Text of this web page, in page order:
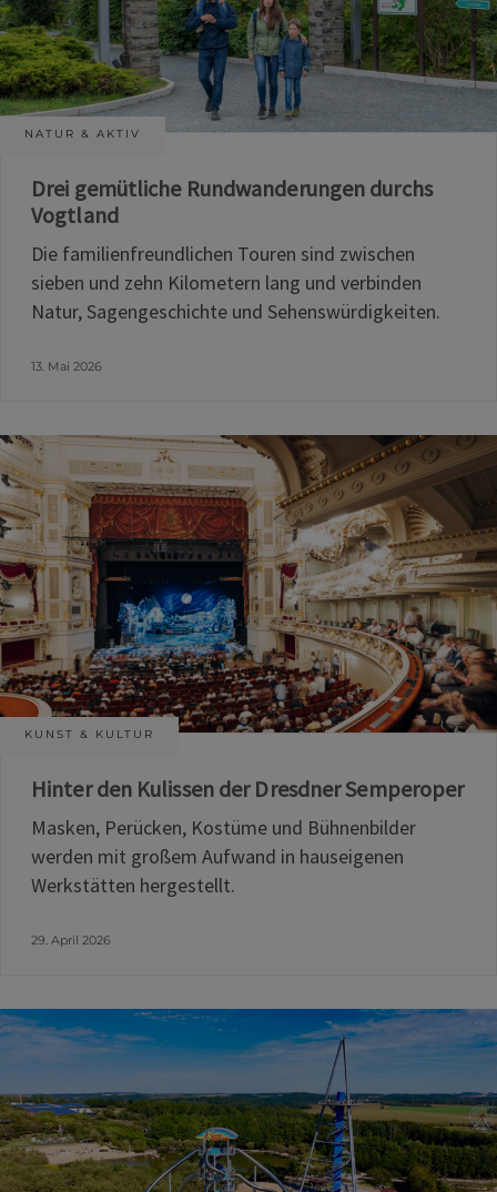
NATUR & AKTIV
Drei gemütliche Rundwanderungen durchs
Vogtland
Die familienfreundlichen Touren sind zwischen
sieben und zehn Kilometern lang und verbinden
Natur, Sagengeschichte und Sehenswürdigkeiten.
13. Mai 2026
KUNST & KULTUR
Hinter den Kulissen der Dresdner Semperoper
Masken, Perücken, Kostüme und Bühnenbilder
werden mit großem Aufwand in hauseigenen
Werkstätten hergestellt.
29. April 2026